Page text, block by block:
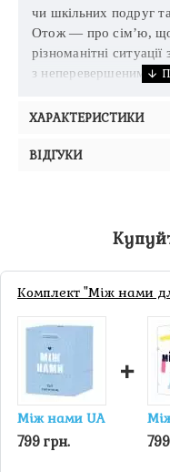
чи шкільних подруг
Отож — про сім’ю,
різноманітні
з неперевершеним
ХАРАКТЕРИСТИКИ
ВІДГУКИ
Комплект "Між нами
Між нами UA
799 грн.
+